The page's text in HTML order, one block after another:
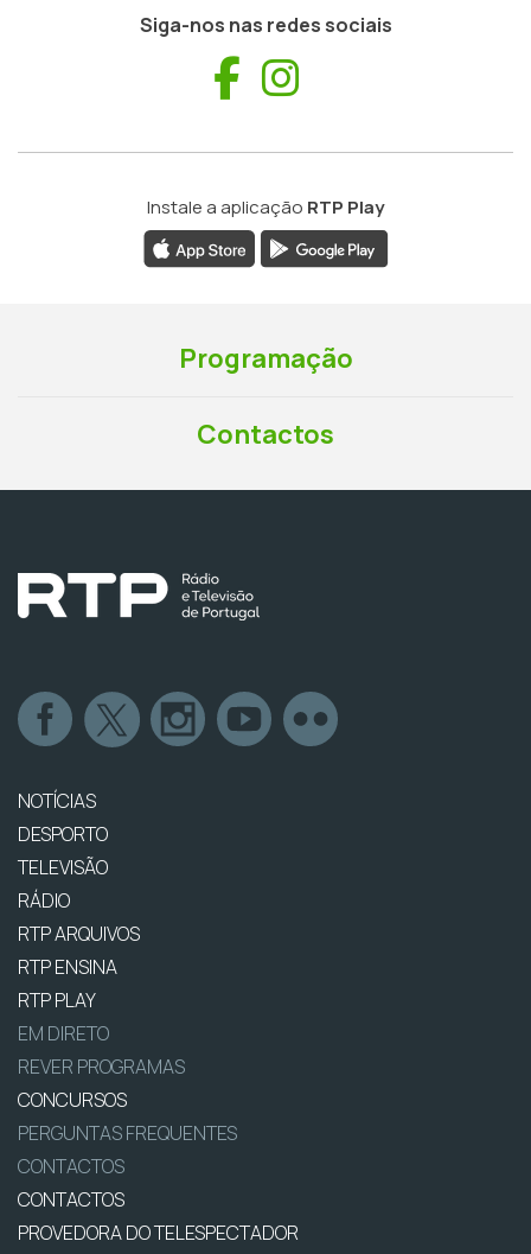
Siga-nos nas redes sociais
Facebook
Instale a aplicação RTP Play
Programação
Contactos
NOTÍCIAS
DESPORTO
TELEVISÃO
RÁDIO
RTP ARQUIVOS
RTP ENSINA
RTP PLAY
EM DIRETO
REVER PROGRAMAS
CONCURSOS
PERGUNTAS FREQUENTES
CONTACTOS
CONTACTOS
PROVEDORA DO TELESPECTADOR